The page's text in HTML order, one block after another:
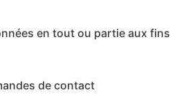
en tout ou partie aux fins
de contact